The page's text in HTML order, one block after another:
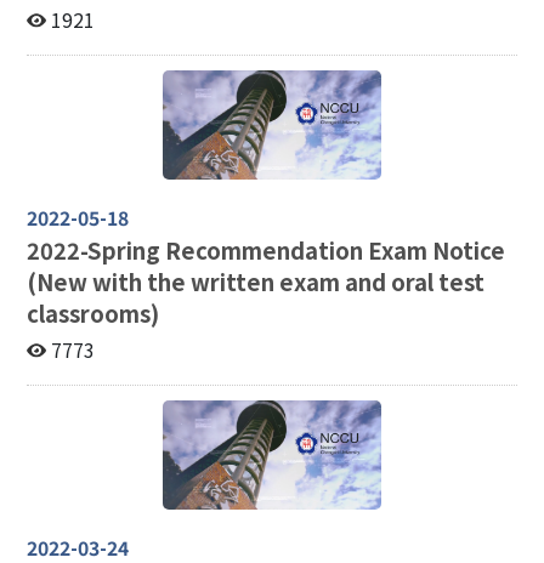
1921
2022-05-18
2022-Spring Recommendation Exam Notice
(New with the written exam and oral test
classrooms)
7773
2022-03-24